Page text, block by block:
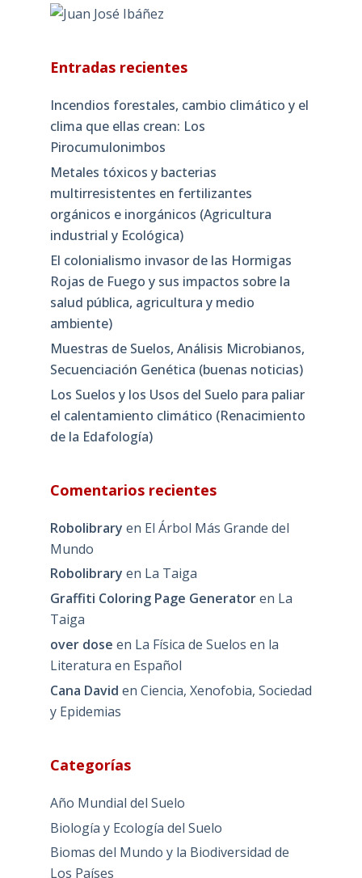
Entradas recientes
Incendios forestales, cambio climático y el
clima que ellas crean: Los
Pirocumulonimbos
Metales tóxicos y bacterias
multirresistentes en fertilizantes
orgánicos e inorgánicos (Agricultura
industrial y Ecológica)
El colonialismo invasor de las Hormigas
Rojas de Fuego y sus impactos sobre la
salud pública, agricultura y medio
ambiente)
Muestras de Suelos, Análisis Microbianos,
Secuenciación Genética (buenas noticias)
Los Suelos y los Usos del Suelo para paliar
el calentamiento climático (Renacimiento
de la Edafología)
Comentarios recientes
Robolibrary en El Árbol Más Grande del
Mundo
Robolibrary en La Taiga
Graffiti Coloring Page Generatoren La
Taiga
over dose en La Física de Suelos en la
Literatura en Español
Cana David en Ciencia, Xenofobia, Sociedad
y Epidemias
Categorías
Año Mundial del Suelo
Biología y Ecología del Suelo
Biomas del Mundo y la Biodiversidad de
Los Países